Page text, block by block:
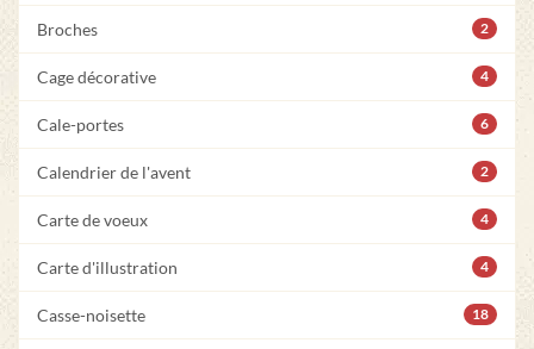
Broches 2
Cage décorative 4
Cale-portes 6
Calendrier de l'avent 2
Carte de voeux 4
Carte d'illustration 4
Casse-noisette 18